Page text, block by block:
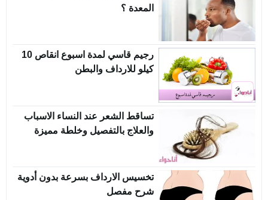
المعدة ؟
رجيم قاسي لمدة اسبوع انقاص 10
كيلو للارداف والبطن
تساقط الشعر عند النساء الاسباب
والعلاج بالتفصيل وخلطة مميزة
تخسيس الارداف بسرعة بدون أدوية
شرح مفصل